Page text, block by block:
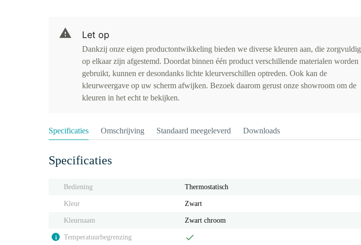
Let op
Dankzij onze eigen productontwikkeling bieden we diverse kleuren aan, die zorgvuldig
op elkaar zijn afgestemd. Doordat binnen één product verschillende materialen worden
gebruikt, kunnen er desondanks lichte kleurverschillen optreden. Ook kan de
kleurweergave op uw scherm afwijken. Bezoek daarom gerust onze showroom om de
kleuren in het echt te bekijken.
Specificaties Omschrijving Standaard meegeleverd Downloads
Specificaties
Bediening Thermostatisch
Kleur Zwart
Kleurnaam Zwart chroom
i Temperatuurbegrenzing